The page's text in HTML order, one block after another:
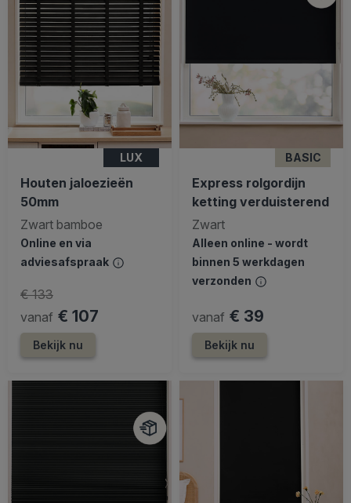
LUX
Houten jaloezieën
50mm
Zwart bamboe
Online en via
adviesafspraak
vanaf € 107
€ 133
Bekijk nu
BASIC
Express rolgordijn
ketting verduisterend
Zwart
Alleen online - wordt
binnen 5 werkdagen
verzonden
vanaf € 39
Bekijk nu